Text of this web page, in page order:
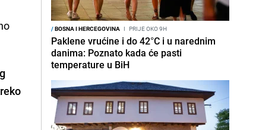
/BOSNA I HERCEGOVINA I PRIJE OKO 9H
Paklene vrućine i do 42°C i u narednim
danima: Poznato kada će pasti
temperature u BiH